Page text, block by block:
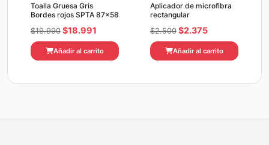
Toalla Gruesa Gris
Bordes rojos SPTA 87×58
$19.990 El
precio
original
$18.991
precio
actual
Añadir al carrito
Aplicador de microfibra
rectangular
$2.500 El
precio
original
$2.375El
precio
actual
Añadir al carrito